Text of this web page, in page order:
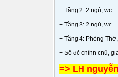
+ Tầng 2: 2 ngủ, wc
+ Tầng 3: 2 ngủ, wc.
+ Tầng 4: Phòng
+ Sổ đỏ chính chủ,
=> LH